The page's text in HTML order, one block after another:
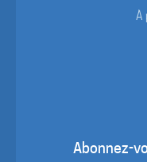
À
Abonnez-